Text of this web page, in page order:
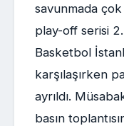
savunmada
play-off serisi 2.
Basketbol
karşılaşırken
ayrıldı.
basın